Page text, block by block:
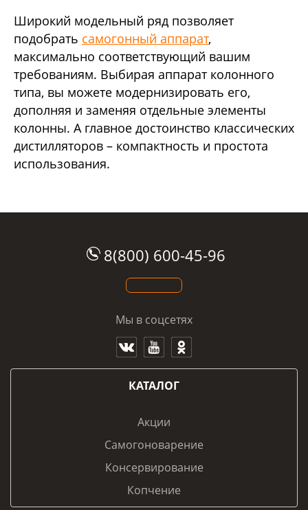
Широкий модельный ряд позволяет
подобрать самогонный аппарат,
максимально соответствующий вашим
требованиям. Выбирая аппарат колонного
типа, вы можете модернизировать его,
дополняя и заменяя отдельные элементы
колонны. А главное достоинство классических
дистилляторов – компактность и простота
использования.
8(800) 600-45-96
Мы в соцсетях
КАТАЛОГ
Акции
Самогоноварение
Консервирование
Копчение